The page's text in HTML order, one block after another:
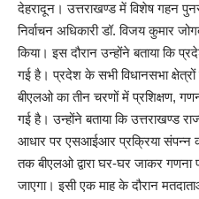
देहरादून। उत्तराखण्ड में विशेष गहन
निर्वाचन अधिकारी डॉ. विजय कुमार
किया। इस दौरान उन्होंने बताया कि
गई है। प्रदेश के सभी विधानसभा
बीएलओ का तीन चरणों में प्रशिक्षण,
गई है। उन्होंने बताया कि उत्तराखण्ड
आधार पर एसआईआर प्रक्रिया संपन्न
तक बीएलओ द्वारा घर-घर जाकर गणना
जाएगा। इसी एक माह के दौरान